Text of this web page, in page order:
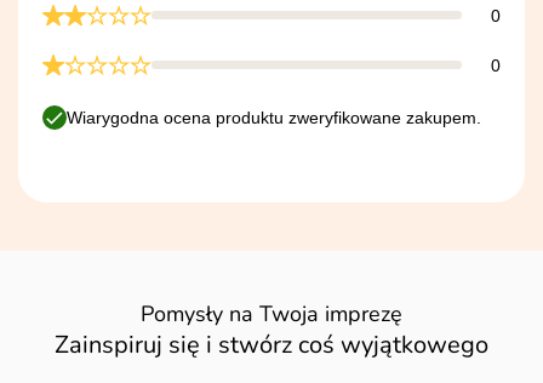
0
0
Wiarygodna ocena produktu zweryfikowane zakupem.
Pomysły na Twoja imprezę
Zainspiruj się i stwórz coś wyjątkowego